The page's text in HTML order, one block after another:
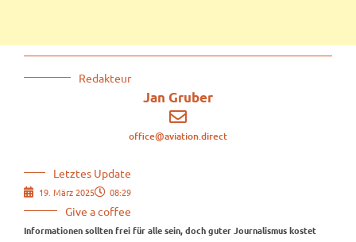
Redakteur
Jan Gruber
office@aviation.direct
Letztes Update
19. März 2025 08:29
Give a coffee
Informationen sollten frei für alle sein, doch guter Journalismus kostet